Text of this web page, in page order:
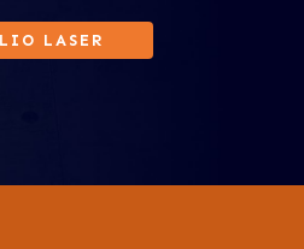
LASER